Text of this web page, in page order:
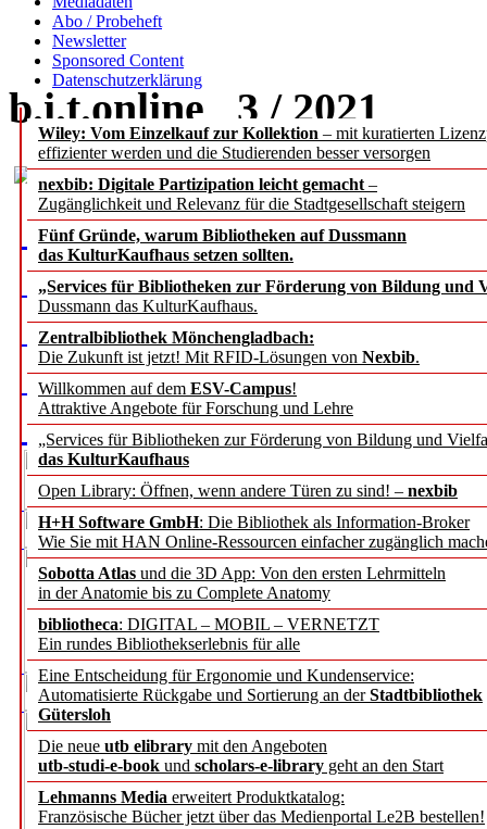
Abo / Probeheft
Newsletter
Sponsored Content
Datenschutzerklärung
Wiley: Vom Einzelkauf zur Kollektion – mit kuratierten
effizienter werden und die Studierenden besser versorgen
nexbib: Digitale Partizipation leicht gemacht –
Zugänglichkeit und Relevanz für die Stadtgesellschaft steigern
Fünf Gründe, warum Bibliotheken auf Dussmann
das KulturKaufhaus setzen sollten.
„Services für Bibliotheken zur Förderung von Bildung und
Dussmann das KulturKaufhaus.
Zentralbibliothek Mönchengladbach:
Die Zukunft ist jetzt! Mit RFID-Lösungen von Nexbib.
Willkommen auf dem ESV-Campus!
Attraktive Angebote für Forschung und Lehre
„Services für Bibliotheken zur Förderung von Bildung und
das KulturKaufhaus
Open Library: Öffnen, wenn andere Türen zu sind! – nexbib
H+H Software GmbH: Die Bibliothek als Information-Broker
Wie Sie mit HAN Online-Ressourcen einfacher zugänglich
Sobotta Atlas und die 3D App: Von den ersten Lehrmitteln
in der Anatomie bis zu Complete Anatomy
bibliotheca: DIGITAL – MOBIL – VERNETZT
Ein rundes Bibliothekserlebnis für alle
Eine Entscheidung für Ergonomie und Kundenservice:
Automatisierte Rückgabe und Sortierung an derStadtbibliothek
Gütersloh
Die neue utb elibrary mit den Angeboten
utb-studi-e-book und scholars-e-library geht an den Start
Lehmanns Media erweitert Produktkatalog:
Französische Bücher jetzt über das Medienportal Le2B bestellen!
b.i.t.online 3 / 2021